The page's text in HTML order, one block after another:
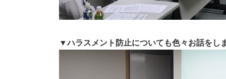
▼ハラスメント防止についても色々お話をし